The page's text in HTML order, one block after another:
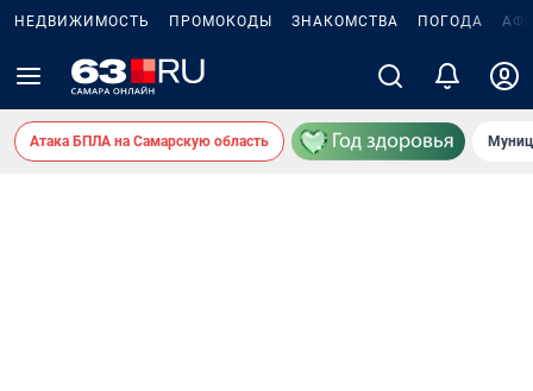
НЕДВИЖИМОСТЬ ПРОМОКОДЫ ЗНАКОМСТВА ПОГОДА
Атака БПЛА на Самарскую область